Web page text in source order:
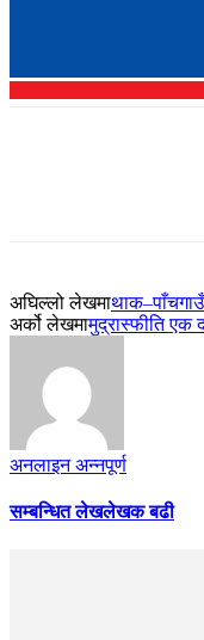
अघिल्लो लेखमा
अर्को लेखमामुद्रास्फीति एक
अनलाइन अन्नपूर्ण
सम्बन्धित लेखलेखक बढी